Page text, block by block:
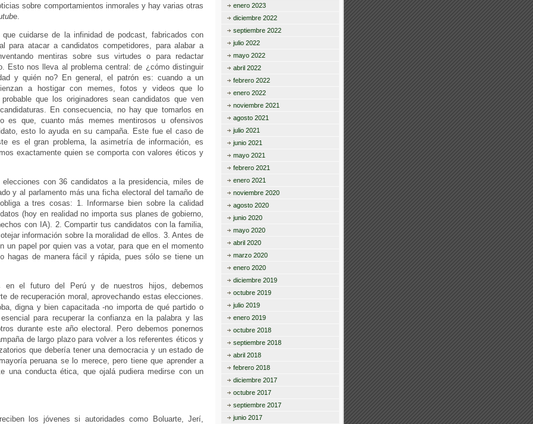
sobre comportamientos inmorales y hay varias otras
e.
cuidarse de la infinidad de podcast, fabricados con
para atacar a candidatos competidores, para alabar a
mentiras sobre sus virtudes o para redactar
Esto nos lleva al problema central: de ¿cómo distinguir
y quién no? En general, el patrón es: cuando a un
a hostigar con memes, fotos y videos que lo
que los originadores sean candidatos que ven
En consecuencia, no hay que tomarlos en
es que, cuanto más memes mentirosos u ofensivos
esto lo ayuda en su campaña. Este fue el caso de
es el gran problema, la asimetría de información, es
exactamente quien se comporta con valores éticos y
elecciones con 36 candidatos a la presidencia, miles de
y al parlamento más una ficha electoral del tamaño de
a tres cosas: 1. Informarse bien sobre la calidad
(hoy en realidad no importa sus planes de gobierno,
con IA). 2. Compartir tus candidatos con la familia,
información sobre la moralidad de ellos. 3. Antes de
un papel por quien vas a votar, para que en el momento
hagas de manera fácil y rápida, pues sólo se tiene un
en el futuro del Perú y de nuestros hijos, debemos
de recuperación moral, aprovechando estas elecciones.
digna y bien capacitada -no importa de qué partido o
para recuperar la confianza en la palabra y las
durante este año electoral. Pero debemos ponernos
de largo plazo para volver a los referentes éticos y
que debería tener una democracia y un estado de
peruana se lo merece, pero tiene que aprender a
una conducta ética, que ojalá pudiera medirse con un
los jóvenes si autoridades como Boluarte, Jerí,
enero 2023
diciembre 2022
septiembre 2022
julio 2022
mayo 2022
abril 2022
febrero 2022
enero 2022
noviembre 2021
agosto 2021
julio 2021
junio 2021
mayo 2021
febrero 2021
enero 2021
noviembre 2020
agosto 2020
junio 2020
mayo 2020
abril 2020
marzo 2020
enero 2020
diciembre 2019
octubre 2019
julio 2019
enero 2019
octubre 2018
septiembre 2018
abril 2018
febrero 2018
diciembre 2017
octubre 2017
septiembre 2017
junio 2017